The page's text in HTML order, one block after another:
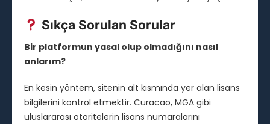
Sıkça Sorulan Sorular
Bir platformun yasal olup olmadığını nasıl
anlarım?
En kesin yöntem, sitenin alt kısmında yer alan lisans
bilgilerini kontrol etmektir. Curacao, MGA gibi
uluslararası otoritelerin lisans numaralarını